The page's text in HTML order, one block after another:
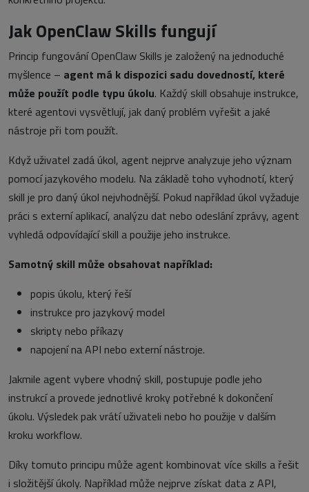
Jak OpenClaw Skills fungují
Princip fungování OpenClaw Skills je založený na jednoduché
myšlence – agent má k dispozici sadu dovedností, které
může použít podle typu úkolu. Každý skill obsahuje instrukce,
které agentovi vysvětlují, jak daný problém vyřešit a jaké
nástroje při tom použít.
Když uživatel zadá úkol, agent nejprve analyzuje jeho význam
pomocí jazykového modelu. Na základě toho vyhodnotí, který
skill je pro daný úkol nejvhodnější. Pokud například úkol vyžaduje
práci s externí aplikací, analýzu dat nebo odeslání zprávy, agent
vyhledá odpovídající skill a použije jeho instrukce.
Samotný skill může obsahovat například:
popis úkolu, který řeší
instrukce pro jazykový model
skripty nebo příkazy
napojení na API nebo externí nástroje.
Jakmile agent vybere vhodný skill, postupuje podle jeho
instrukcí a provede jednotlivé kroky potřebné k dokončení
úkolu. Výsledek pak vrátí uživateli nebo ho použije v dalším
kroku workflow.
Díky tomuto principu může agent kombinovat více skills a řešit
i složitější úkoly. Například může nejprve získat data z API,